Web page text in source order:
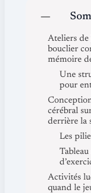
Ateliers
bouclier
mémoire
Une
pour
cérébral
derrière la
Les
Activités
quand le